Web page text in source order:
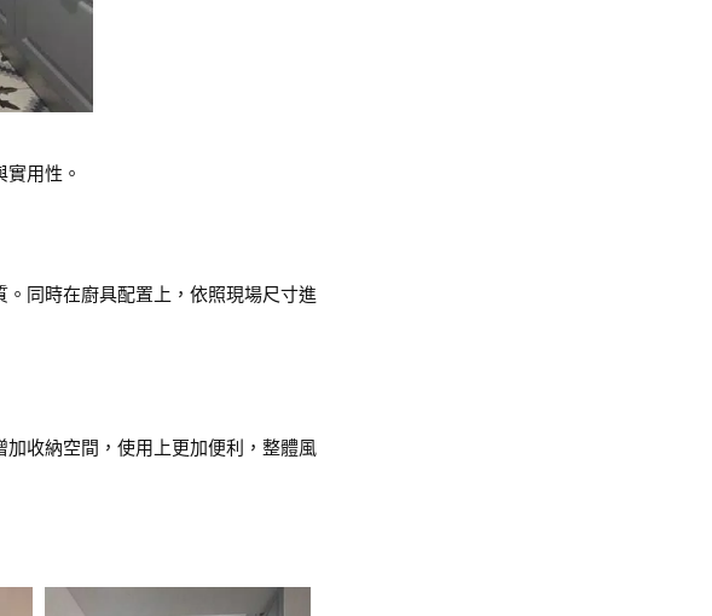
用性。
同時在廚具配置上，依照現場尺寸進
收納空間，使用上更加便利，整體風